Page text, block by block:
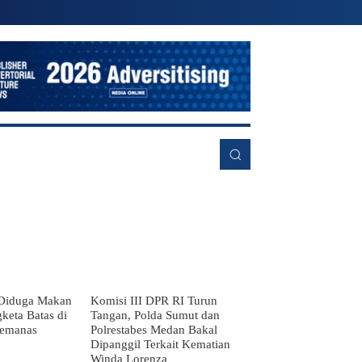
Makan
Batas di
Komisi III DPR RI Turun
Tangan, Polda Sumut dan
Polrestabes Medan Bakal
Dipanggil Terkait Kematian
Winda Lorenza